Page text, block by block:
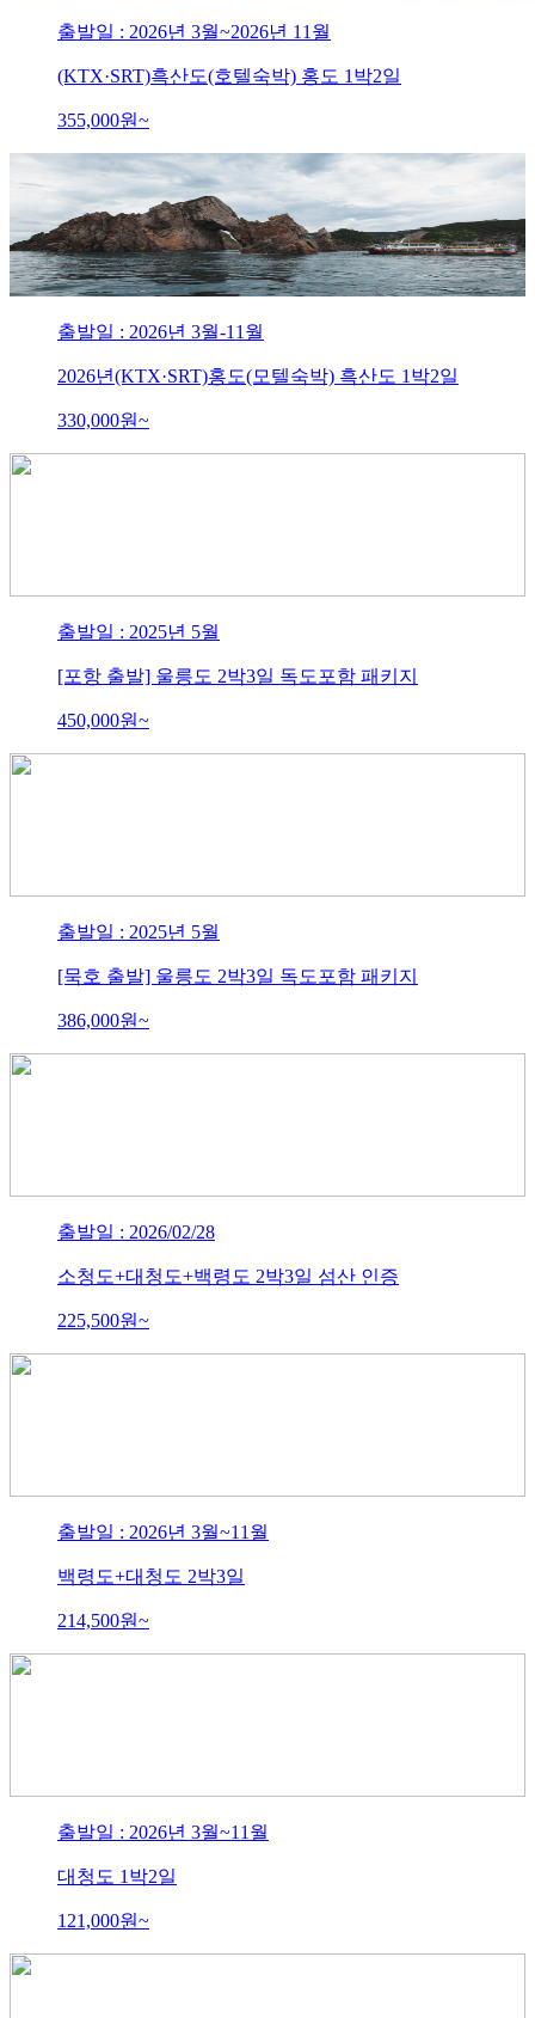
출발일 : 2026년 3월~2026년 11월
(KTX·SRT)흑산도(호텔숙박) 홍도 1박2일
355,000원~
출발일 : 2026년 3월-11월
2026년(KTX·SRT)홍도(모텔숙박) 흑산도 1박2일
330,000원~
출발일 : 2025년 5월
[포항 출발] 울릉도 2박3일 독도포함 패키지
450,000원~
출발일 : 2025년 5월
[묵호 출발] 울릉도 2박3일 독도포함 패키지
386,000원~
출발일 : 2026/02/28
소청도+대청도+백령도 2박3일 섬산 인증
225,500원~
출발일 : 2026년 3월~11월
백령도+대청도 2박3일
214,500원~
출발일 : 2026년 3월~11월
대청도 1박2일
121,000원~